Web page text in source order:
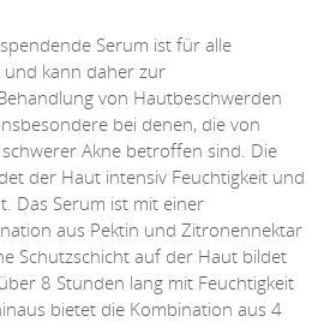
Serum ist für alle
kann daher zur
von Hautbeschwerden
bei denen, die von
Akne betroffen sind. Die
der Haut intensiv Feuchtigkeit und
Das Serum ist mit einer
aus Pektin und Zitronennektar
Schutzschicht auf der Haut bildet
8 Stunden lang mit Feuchtigkeit
bietet die Kombination aus 4